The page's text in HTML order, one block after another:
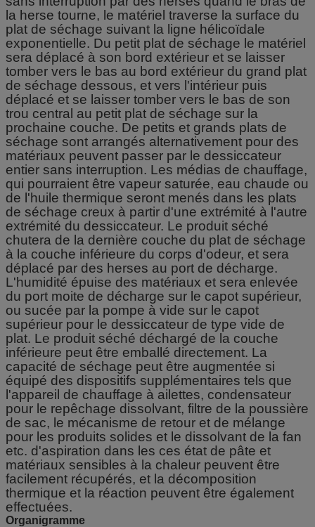
la herse tourne, le matériel traverse la surface du
plat de séchage suivant la ligne hélicoïdale
exponentielle. Du petit plat de séchage le matériel
sera déplacé à son bord extérieur et se laisser
tomber vers le bas au bord extérieur du grand plat
de séchage dessous, et vers l'intérieur puis
déplacé et se laisser tomber vers le bas de son
trou central au petit plat de séchage sur la
prochaine couche. De petits et grands plats de
séchage sont arrangés alternativement pour des
matériaux peuvent passer par le dessiccateur
entier sans interruption. Les médias de chauffage,
qui pourraient être vapeur saturée, eau chaude ou
de l'huile thermique seront menés dans les plats
de séchage creux à partir d'une extrémité à l'autre
extrémité du dessiccateur. Le produit séché
chutera de la dernière couche du plat de séchage
à la couche inférieure du corps d'odeur, et sera
déplacé par des herses au port de décharge.
L'humidité épuise des matériaux et sera enlevée
du port moite de décharge sur le capot supérieur,
ou sucée par la pompe à vide sur le capot
supérieur pour le dessiccateur de type vide de
plat. Le produit séché déchargé de la couche
inférieure peut être emballé directement. La
capacité de séchage peut être augmentée si
équipé des dispositifs supplémentaires tels que
l'appareil de chauffage à ailettes, condensateur
pour le repêchage dissolvant, filtre de la poussière
de sac, le mécanisme de retour et de mélange
pour les produits solides et le dissolvant de la fan
etc. d'aspiration dans les ces état de pâte et
matériaux sensibles à la chaleur peuvent être
facilement récupérés, et la décomposition
thermique et la réaction peuvent être également
effectuées.
Organigramme